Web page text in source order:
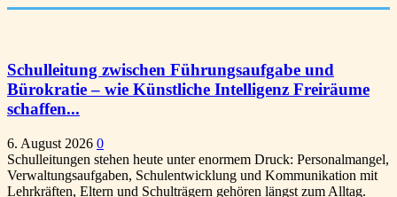
Schulleitung zwischen Führungsaufgabe und
Bürokratie – wie Künstliche Intelligenz Freiräume
schaffen...
6. August 2026 0
Schulleitungen stehen heute unter enormem Druck: Personalmangel,
Verwaltungsaufgaben, Schulentwicklung und Kommunikation mit
Lehrkräften, Eltern und Schulträgern gehören längst zum Alltag.